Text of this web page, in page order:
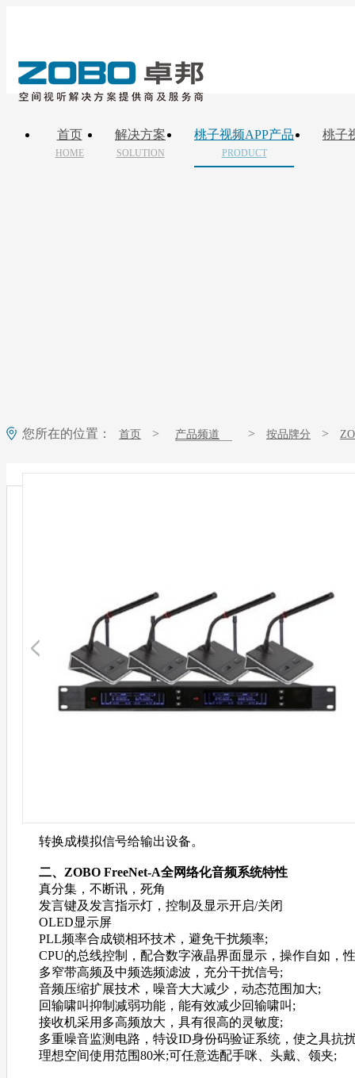
首页
HOME
解决方案
SOLUTION
桃子视频APP产品
PRODUCT
桃子
您所在的位置： 首页 > 产品频道 > 按品牌分 >
转换成模拟信号给输出设备。
二、 ZOBO FreeNet-A全网络化音频系统特性
真分集，不断讯，死角
发言键及发言指示灯，控制及显示开启/关闭
OLED显示屏
PLL频率合成锁相环技术，避免干扰频率;
CPU的总线控制，配合数字液晶界面显示，操作自如，
多窄带高频及中频选频滤波，充分干扰信号;
音频压缩扩展技术，噪音大大减少，动态范围加大;
回输啸叫抑制减弱功能，能有效减少回输啸叫;
接收机采用多高频放大，具有很高的灵敏度;
多重噪音监测电路，特设ID身份码验证系统，使之具抗
理想空间使用范围80米;可任意选配手咪、头戴、领夹;